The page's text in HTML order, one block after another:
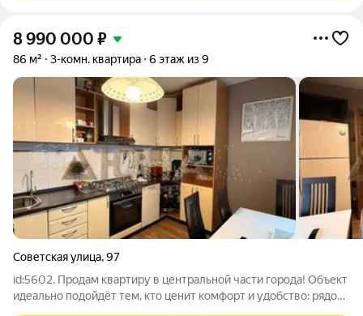
8 990 000 ₽
86 м² 3-комн. квартира 6 этаж из 9
Советская улица,97
id:5602. Продам квартиру в центральной части города! Объект
идеально подойдёт тем, кто ценит комфорт и удобство: рядом